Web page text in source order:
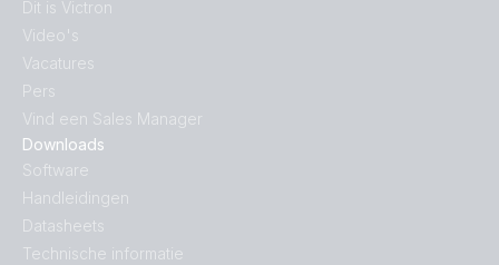
Downloads
Software
Handleidingen
Datasheets
Technische informatie
Dit is Victron
Video's
Vacatures
Pers
Vind een Sales Manager